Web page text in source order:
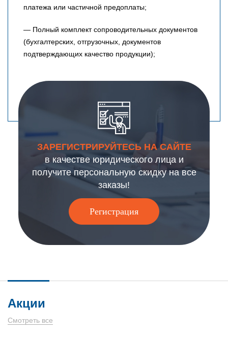
платежа или частичной предоплаты;
— Полный комплект сопроводительных документов
(бухгалтерских, отгрузочных, документов
подтверждающих качество продукции);
ЗАРЕГИСТРИРУЙТЕСЬ НА САЙТЕ
в качестве юридического лица и
получите персональную скидку на все
заказы!
Регистрация
Акции
Смотреть все